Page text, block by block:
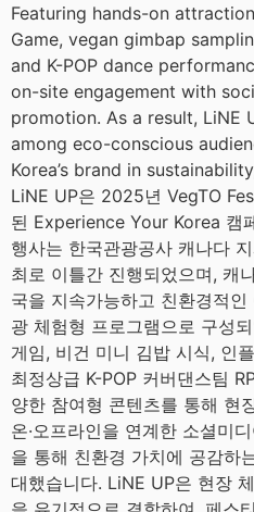
Featuring hands-on
Game, vegan gimbap
and K-POP dance
on-site engagement with
promotion. As a result, LiNE
among eco-conscious
Korea’s brand in
LiNE UP은 2025년 VegTO
된 Experience Your Korea 캠
행사는 한국관광공사 캐나다
최로 이틀간 진행되었으며, 캐
국을 지속가능하고 친환경적
광 체험형 프로그램으로 구성
게임, 비건 미니 김밥 시식, 인
최정상급 K-POP 커버댄스팀
양한 참여형 콘텐츠를 통해 현
온·오프라인을 연계한 소셜미
을 통해 친환경 가치에 공감하
대했습니다. LiNE UP은 현장